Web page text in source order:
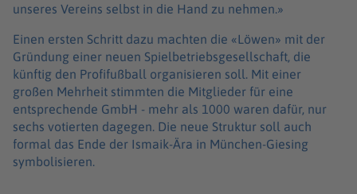
unseres Vereins selbst in die Hand zu nehmen.»
Einen ersten Schritt dazu machten die «Löwen» mit der
Gründung einer neuen Spielbetriebsgesellschaft, die
künftig den Profifußball organisieren soll. Mit einer
großen Mehrheit stimmten die Mitglieder für eine
entsprechende GmbH - mehr als 1000 waren dafür, nur
sechs votierten dagegen. Die neue Struktur soll auch
formal das Ende der Ismaik-Ära in München-Giesing
symbolisieren.